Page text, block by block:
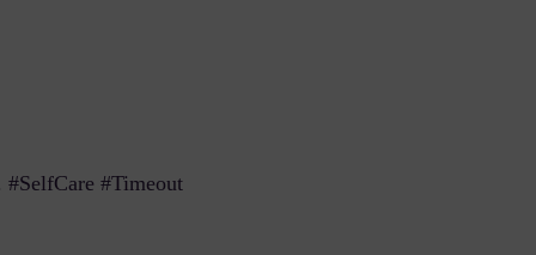
#SelfCare #Timeout